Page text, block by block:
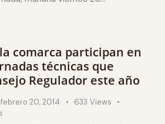
comarca participan en
técnicas que
Regulador este año
febrero 20, 2014 633 Views